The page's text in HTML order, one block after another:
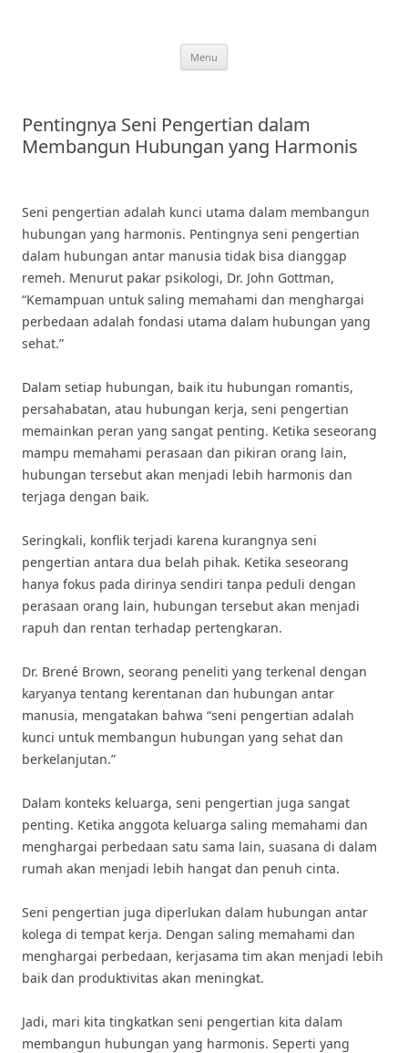
Menu
Pentingnya Seni Pengertian dalam
Membangun Hubungan yang Harmonis
Seni pengertian adalah kunci utama dalam membangun
hubungan yang harmonis. Pentingnya seni pengertian
dalam hubungan antar manusia tidak bisa dianggap
remeh. Menurut pakar psikologi, Dr. John Gottman,
“Kemampuan untuk saling memahami dan menghargai
perbedaan adalah fondasi utama dalam hubungan yang
sehat.”
Dalam setiap hubungan, baik itu hubungan romantis,
persahabatan, atau hubungan kerja, seni pengertian
memainkan peran yang sangat penting. Ketika seseorang
mampu memahami perasaan dan pikiran orang lain,
hubungan tersebut akan menjadi lebih harmonis dan
terjaga dengan baik.
Seringkali, konflik terjadi karena kurangnya seni
pengertian antara dua belah pihak. Ketika seseorang
hanya fokus pada dirinya sendiri tanpa peduli dengan
perasaan orang lain, hubungan tersebut akan menjadi
rapuh dan rentan terhadap pertengkaran.
Dr. Brené Brown, seorang peneliti yang terkenal dengan
karyanya tentang kerentanan dan hubungan antar
manusia, mengatakan bahwa “seni pengertian adalah
kunci untuk membangun hubungan yang sehat dan
berkelanjutan.”
Dalam konteks keluarga, seni pengertian juga sangat
penting. Ketika anggota keluarga saling memahami dan
menghargai perbedaan satu sama lain, suasana di dalam
rumah akan menjadi lebih hangat dan penuh cinta.
Seni pengertian juga diperlukan dalam hubungan antar
kolega di tempat kerja. Dengan saling memahami dan
menghargai perbedaan, kerjasama tim akan menjadi lebih
baik dan produktivitas akan meningkat.
Jadi, mari kita tingkatkan seni pengertian kita dalam
membangun hubungan yang harmonis. Seperti yang